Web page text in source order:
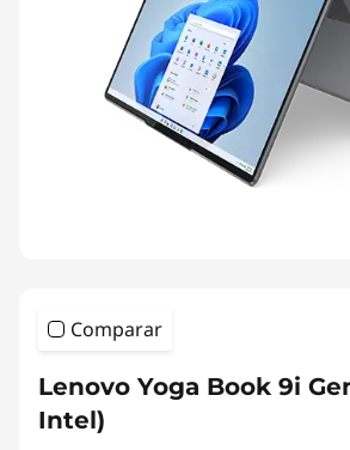
Comparar
Lenovo Yoga Book 9i
Intel)